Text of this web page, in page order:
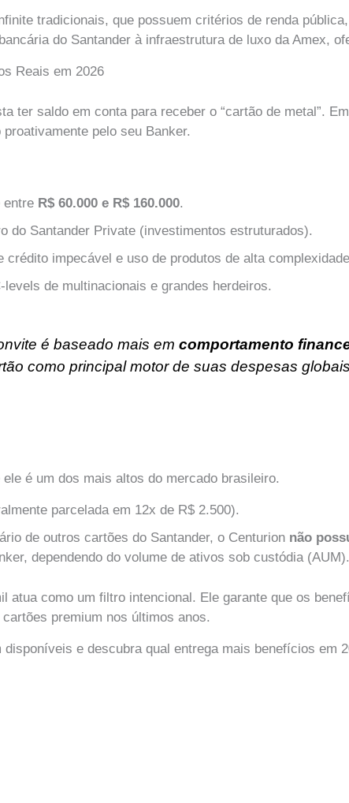
tradicionais, que possuem critérios de renda
do Santander à infraestrutura de luxo da Amex,
Reais em 2026
ter saldo em conta para receber o “cartão de metal”.
pelo seu Banker.
entre R$ 60.000 e R$ 160.000.
do Santander Private (investimentos estruturados).
crédito impecável e uso de produtos de alta
levels de multinacionais e grandes herdeiros.
é baseado mais em comportamento
como principal motor de suas despesas
é um dos mais altos do mercado brasileiro.
parcelada em 12x de R$ 2.500).
de outros cartões do Santander, o Centurion não
dependendo do volume de ativos sob custódia (AUM).
atua como um filtro intencional. Ele garante que os
premium nos últimos anos.
e descubra qual entrega mais benefícios em